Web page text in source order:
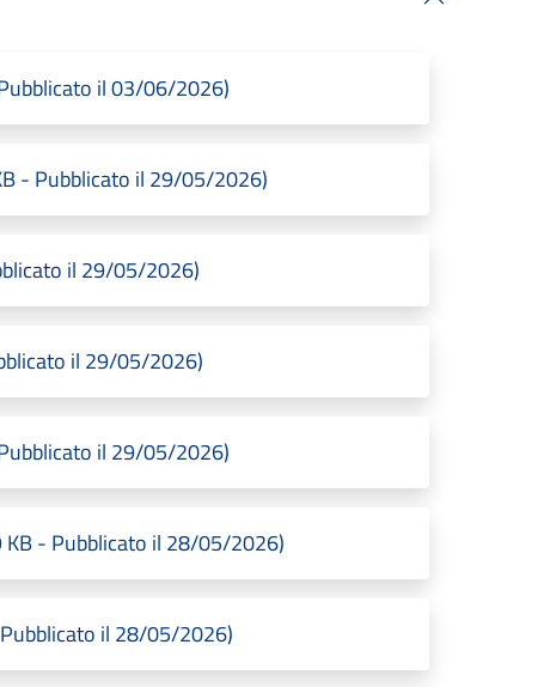
il 03/06/2026)
- Pubblicato il 29/05/2026)
il 29/05/2026)
il 29/05/2026)
il 29/05/2026)
- Pubblicato il 28/05/2026)
il 28/05/2026)